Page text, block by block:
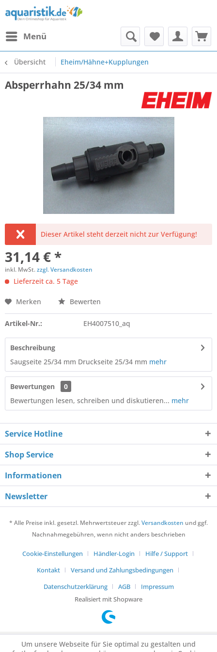
Menü
Übersicht Eheim/Hähne+Kupplungen
Absperrhahn 25/34 mm
Dieser Artikel steht derzeit nicht zur Verfügung!
31,14 € *
inkl. MwSt.zzgl. Versandkosten
Lieferzeit ca. 5 Tage
Merken Bewerten
Artikel-Nr.: EH4007510_aq
Beschreibung
Saugseite 25/34 mm Druckseite 25/34 mm mehr
Bewertungen
0
Bewertungen lesen, schreiben und diskutieren... mehr
Service Hotline
Shop Service
Informationen
Newsletter
* Alle Preise inkl. gesetzl. Mehrwertsteuer zzgl.Versandkosten und ggf.
Nachnahmegebühren, wenn nicht anders beschrieben
Cookie-Einstellungen Händler-Login
Hilfe / Support
Kontakt
Versand und Zahlungsbedingungen
Datenschutzerklärung
AGB
Impressum
Realisiert mit Shopware
Um unsere Webseite für Sie optimal zu gestalten und